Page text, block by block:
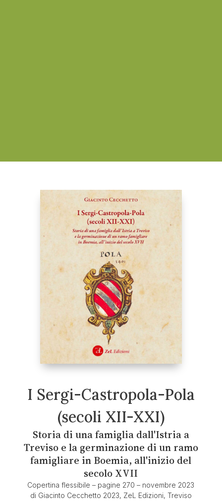
I Sergi-Castropola-Pola
(secoli XII-XXI)
Storia di una famiglia dall'Istria a
Treviso e la germinazione di un ramo
famigliare in Boemia, all'inizio del
secolo XVII
Copertina flessibile – pagine 270 – novembre 2023
di Giacinto Cecchetto 2023, ZeL Edizioni, Treviso